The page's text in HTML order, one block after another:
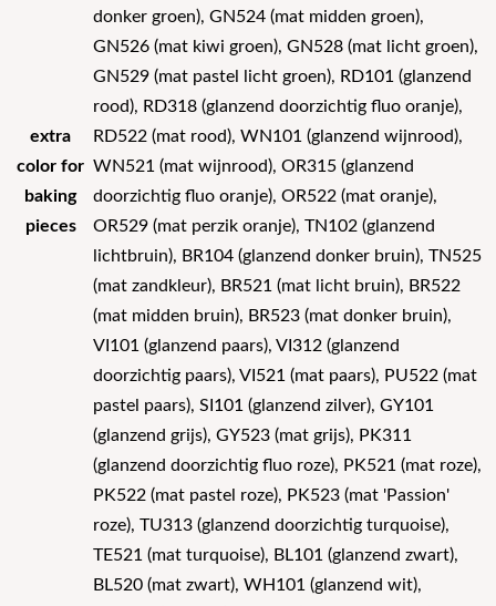
extra
color for
baking
pieces
donker groen), GN524 (mat midden groen),
GN526 (mat kiwi groen), GN528 (mat licht groen),
GN529 (mat pastel licht groen), RD101 (glanzend
rood), RD318 (glanzend doorzichtig fluo oranje),
RD522 (mat rood), WN101 (glanzend wijnrood),
WN521 (mat wijnrood), OR315 (glanzend
doorzichtig fluo oranje), OR522 (mat oranje),
OR529 (mat perzik oranje), TN102 (glanzend
lichtbruin), BR104 (glanzend donker bruin), TN525
(mat zandkleur), BR521 (mat licht bruin), BR522
(mat midden bruin), BR523 (mat donker bruin),
VI101 (glanzend paars), VI312 (glanzend
doorzichtig paars), VI521 (mat paars), PU522 (mat
pastel paars), SI101 (glanzend zilver), GY101
(glanzend grijs), GY523 (mat grijs), PK311
(glanzend doorzichtig fluo roze), PK521 (mat roze),
PK522 (mat pastel roze), PK523 (mat 'Passion'
roze), TU313 (glanzend doorzichtig turquoise),
TE521 (mat turquoise), BL101 (glanzend zwart),
BL520 (mat zwart), WH101 (glanzend wit),